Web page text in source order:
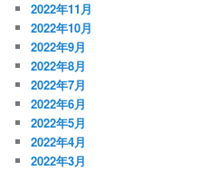
2022年11月
2022年10月
2022年9月
2022年8月
2022年7月
2022年6月
2022年5月
2022年4月
2022年3月